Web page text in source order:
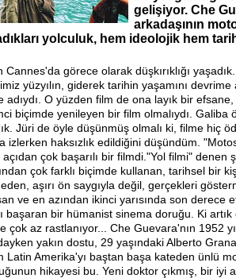
gelişiyor. Che
arkadaşının
yolculuk, hem ideolojik hem
Cannes'da görece olarak düşkırıklığı
yüzyılın, giderek tarihin yaşamını
adıydı. O yüzden film de ona layık bir
biçimde yenileyen bir film olmalıydı. Galiba
Jüri de öyle düşünmüş olmalı ki, filme hiç
izlerken haksızlık edildiğini düşündüm.
açıdan çok başarılı bir filmdi."Yol filmi" denen
çok farklı biçimde kullanan, tarihsel bir
aşırı ön saygıyla değil, gerçekleri
ve en azından ikinci yarısında son derece
başaran bir hümanist sinema doruğu. Ki
çok az rastlanıyor... Che Guevara'nın 1952
yakın dostu, 29 yaşındaki Alberto
Latin Amerika'yı baştan başa kateden ünlü
hikayesi bu. Yeni doktor çıkmış, bir iyi